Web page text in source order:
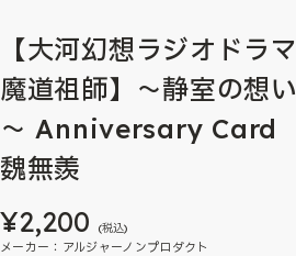
【大河幻想ラジオドラマ
魔道祖師】～静室の想い
～ Anniversary Card
魏無羨
¥2,200 (税込)
メーカー：アルジャーノンプロダクト